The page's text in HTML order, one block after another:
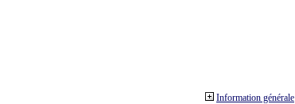
Information générale